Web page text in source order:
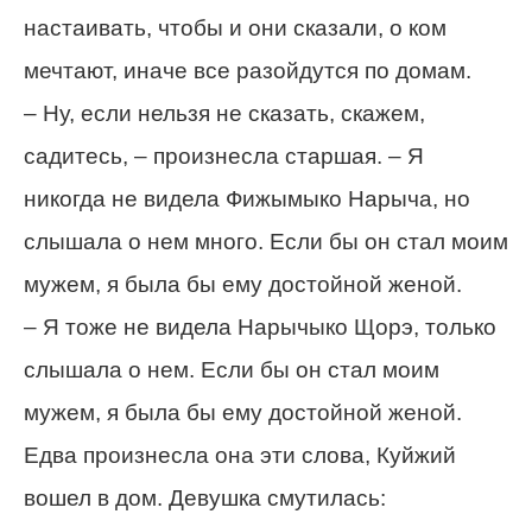
настаивать, чтобы и они сказали, о ком
мечтают, иначе все разойдутся по домам.
– Ну, если нельзя не сказать, скажем,
садитесь, – произнесла старшая. – Я
никогда не видела Фижымыко Нарыча, но
слышала о нем много. Если бы он стал моим
мужем, я была бы ему достойной женой.
– Я тоже не видела Нарычыко Щорэ, только
слышала о нем. Если бы он стал моим
мужем, я была бы ему достойной женой.
Едва произнесла она эти слова, Куйжий
вошел в дом. Девушка смутилась: